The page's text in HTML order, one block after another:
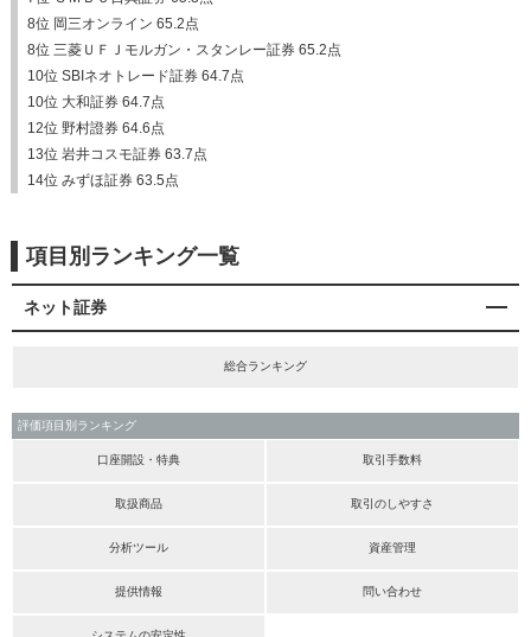
8位 岡三オンライン 65.2点
8位 三菱ＵＦＪモルガン・スタンレー証券 65.2点
10位 SBIネオトレード証券 64.7点
10位 大和証券 64.7点
12位 野村證券 64.6点
13位 岩井コスモ証券 63.7点
14位 みずほ証券 63.5点
項目別ランキング一覧
ネット証券
総合ランキング
評価項目別ランキング
口座開設・特典 取引手数料
取扱商品 取引のしやすさ
分析ツール 資産管理
提供情報 問い合わせ